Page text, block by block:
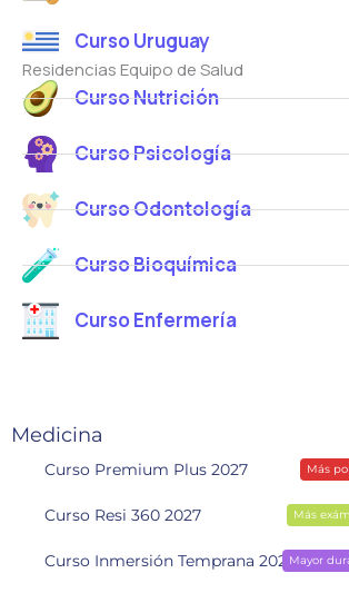
Curso Uruguay
Residencias Equipo de Salud
Curso Nutrición
Curso Psicología
Curso Odontología
Curso Bioquímica
Curso Enfermería
Medicina
Curso Premium Plus 2027 Más
Curso Resi 360 2027 Más
Curso Inmersión Temprana 2028Mayor